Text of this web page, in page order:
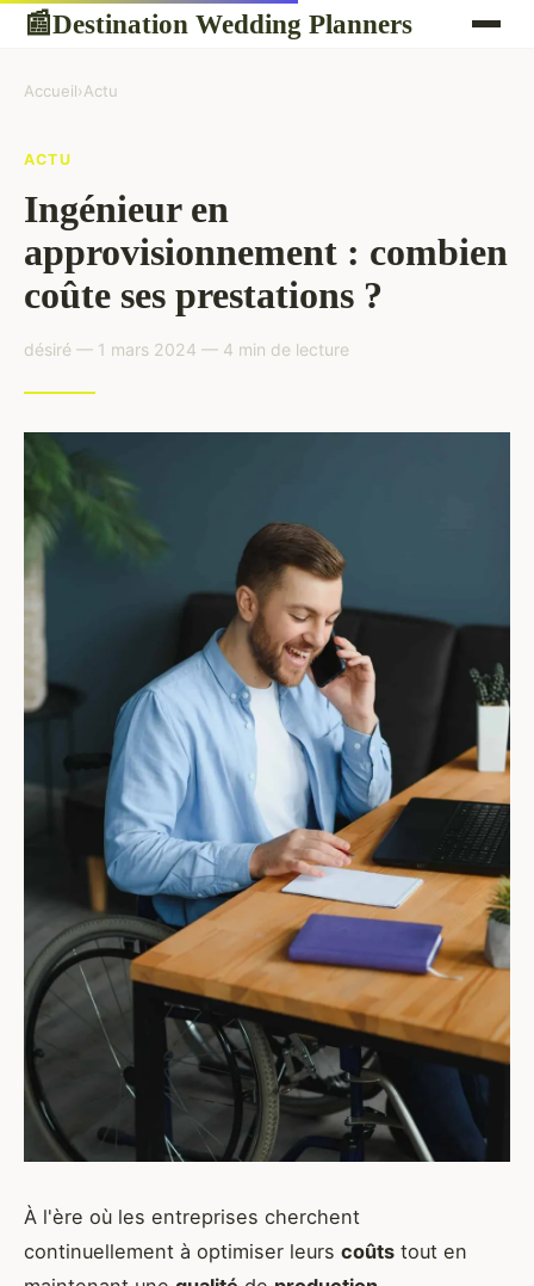
📰Destination Wedding Planners
Accueil›Actu
ACTU
Ingénieur en
approvisionnement : combien
coûte ses prestations ?
désiré — 1 mars 2024 — 4 min de lecture
À l'ère où les entreprises cherchent
continuellement à optimiser leurs coûts tout en